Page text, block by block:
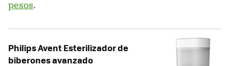
pesos.
Philips Avent Esterilizador de
biberones avanzado